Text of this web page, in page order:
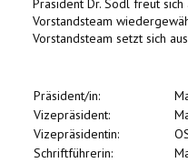
Präsident Dr. Sodl freut
Vorstandsteam
Vorstandsteam setzt sich
Präsident/in:
Vizepräsident:
Vizepräsidentin:
Schriftführerin: